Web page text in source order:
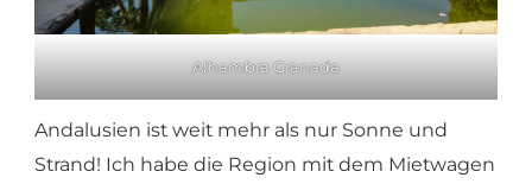
Alhambra Granada
Andalusien ist weit mehr als nur Sonne und
Strand! Ich habe die Region mit dem Mietwagen